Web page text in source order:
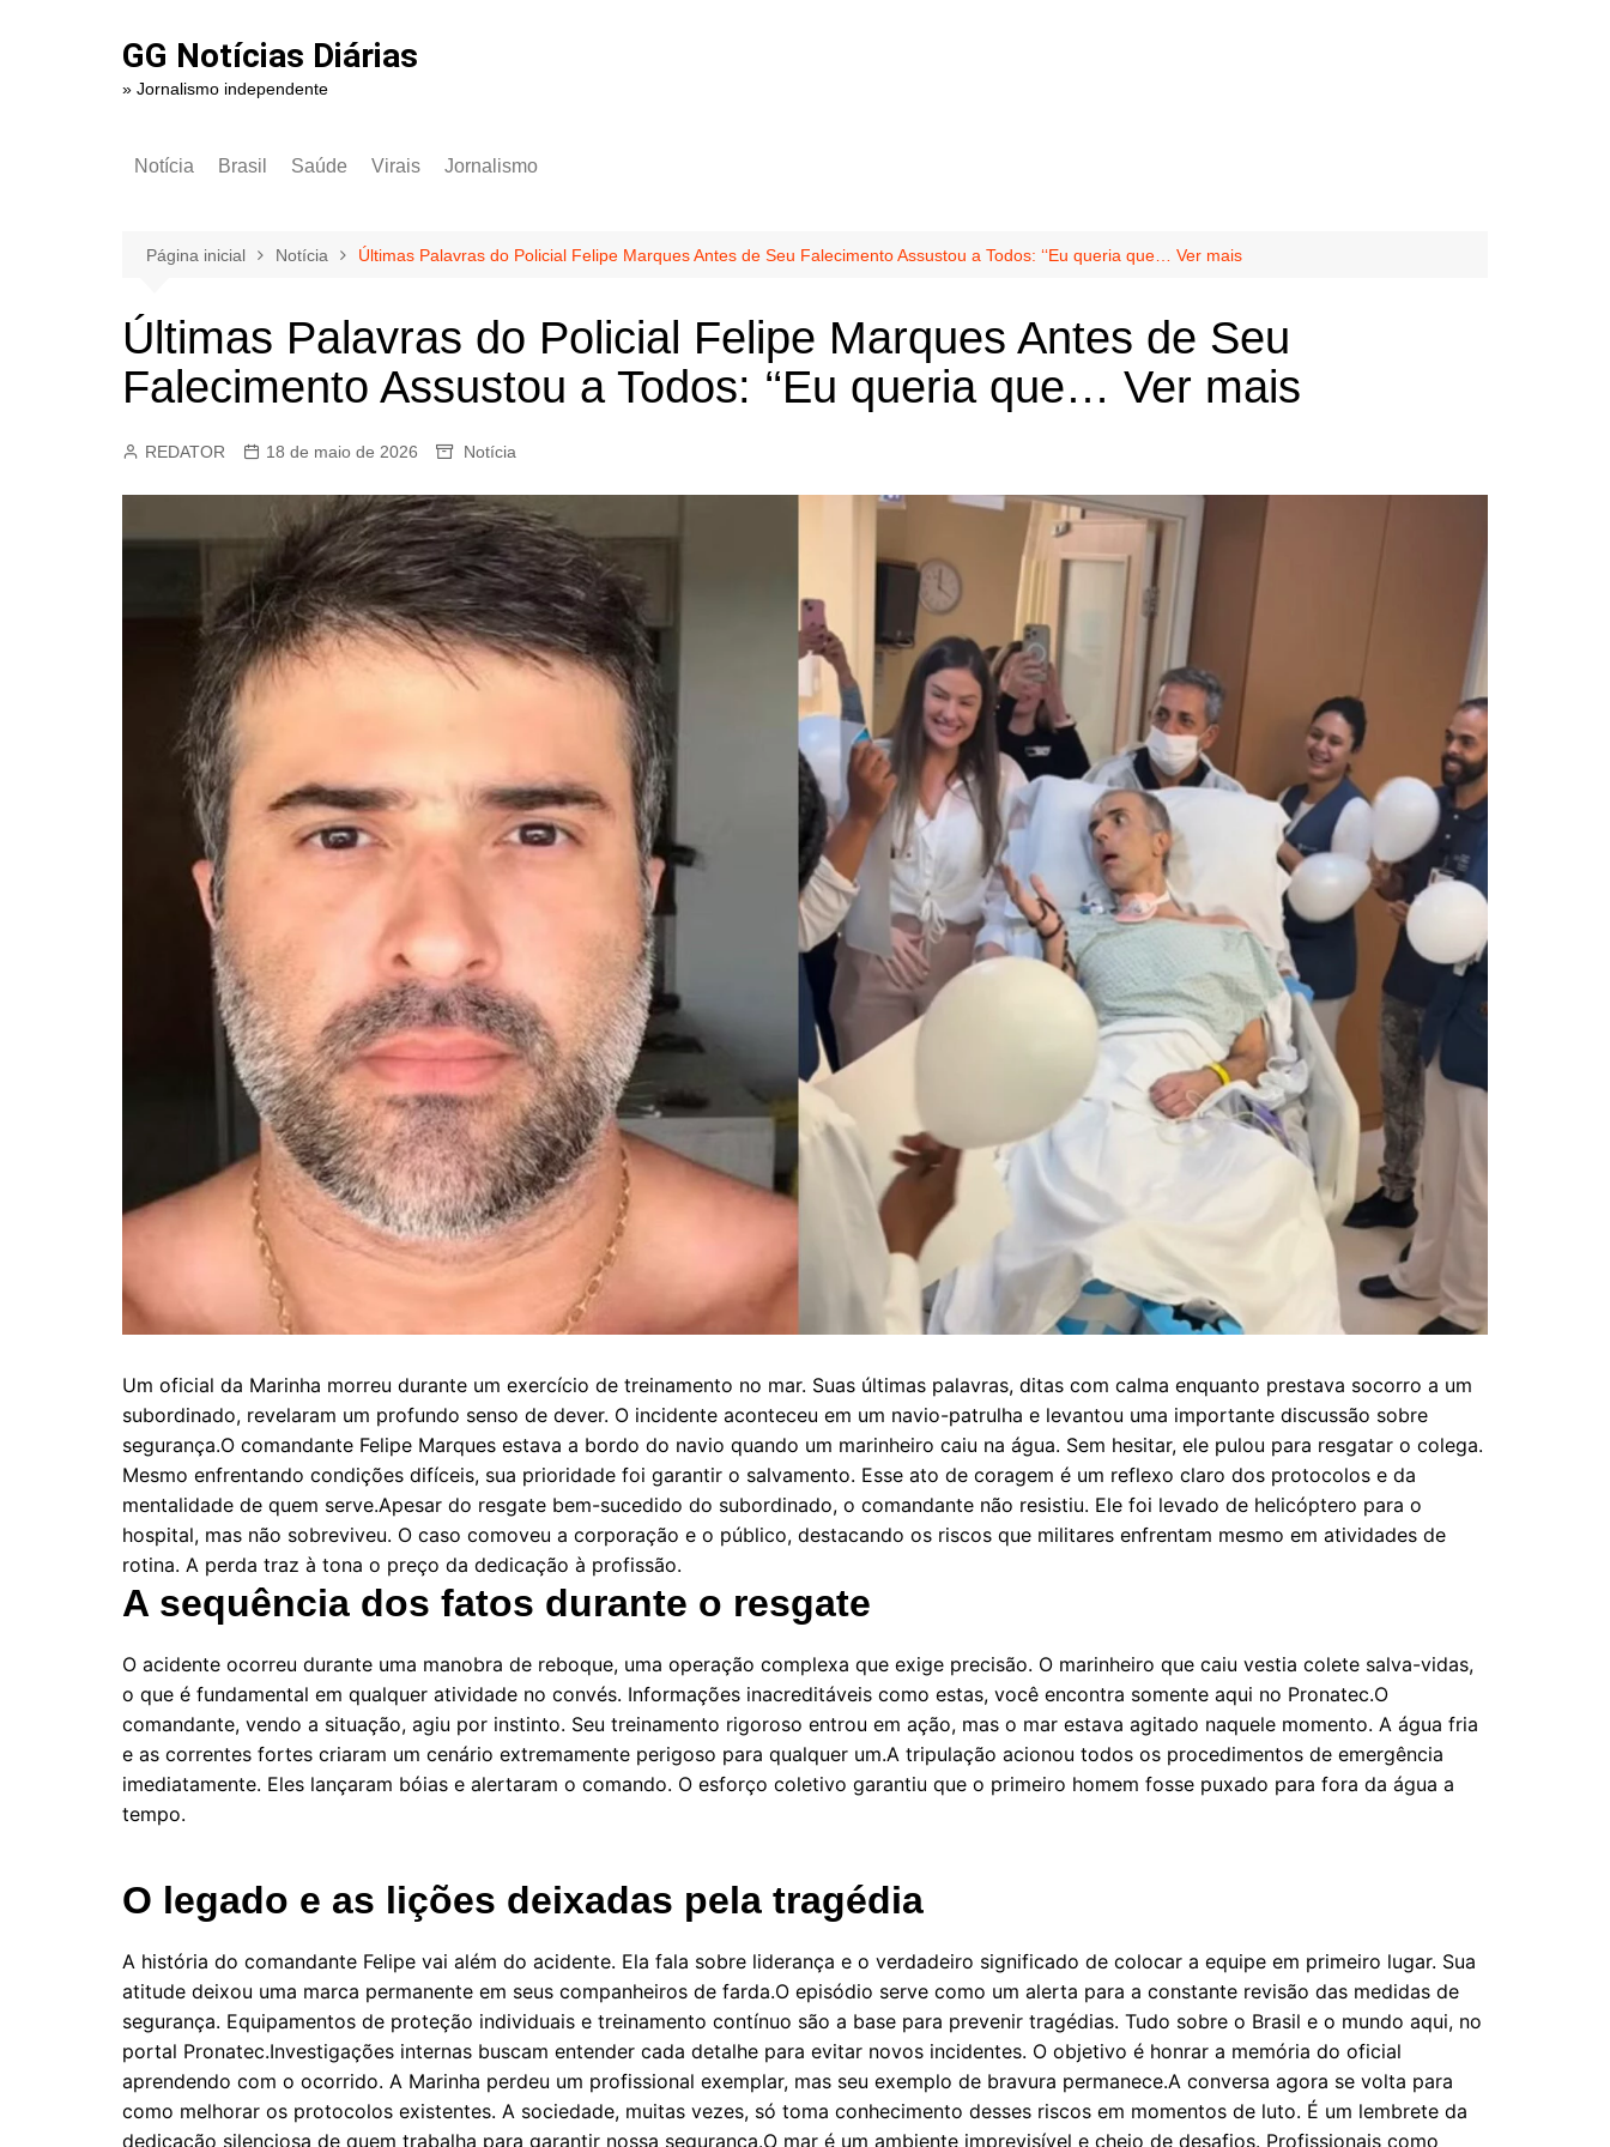
GG Notícias Diárias
» Jornalismo independente
Notícia Brasil Saúde Virais Jornalismo
Página inicial Notícia Últimas Palavras do Policial Felipe Marques Antes de Seu Falecimento Assustou a Todos: ‘‘Eu queria que… Ver mais
Últimas Palavras do Policial Felipe Marques Antes de Seu
Falecimento Assustou a Todos: ‘‘Eu queria que… Ver mais
REDATOR 18 de maio de 2026 Notícia
Um oficial da Marinha morreu durante um exercício de treinamento no mar. Suas últimas palavras, ditas com calma enquanto prestava socorro a um
subordinado, revelaram um profundo senso de dever. O incidente aconteceu em um navio-patrulha e levantou uma importante discussão sobre
segurança.O comandante Felipe Marques estava a bordo do navio quando um marinheiro caiu na água. Sem hesitar, ele pulou para resgatar o colega.
Mesmo enfrentando condições difíceis, sua prioridade foi garantir o salvamento. Esse ato de coragem é um reflexo claro dos protocolos e da
mentalidade de quem serve.Apesar do resgate bem-sucedido do subordinado, o comandante não resistiu. Ele foi levado de helicóptero para o
hospital, mas não sobreviveu. O caso comoveu a corporação e o público, destacando os riscos que militares enfrentam mesmo em atividades de
rotina. A perda traz à tona o preço da dedicação à profissão.
A sequência dos fatos durante o resgate
O acidente ocorreu durante uma manobra de reboque, uma operação complexa que exige precisão. O marinheiro que caiu vestia colete salva-vidas,
o que é fundamental em qualquer atividade no convés. Informações inacreditáveis como estas, você encontra somente aqui no Pronatec.O
comandante, vendo a situação, agiu por instinto. Seu treinamento rigoroso entrou em ação, mas o mar estava agitado naquele momento. A água fria
e as correntes fortes criaram um cenário extremamente perigoso para qualquer um.A tripulação acionou todos os procedimentos de emergência
imediatamente. Eles lançaram bóias e alertaram o comando. O esforço coletivo garantiu que o primeiro homem fosse puxado para fora da água a
tempo.
O legado e as lições deixadas pela tragédia
A história do comandante Felipe vai além do acidente. Ela fala sobre liderança e o verdadeiro significado de colocar a equipe em primeiro lugar. Sua
atitude deixou uma marca permanente em seus companheiros de farda.O episódio serve como um alerta para a constante revisão das medidas de
segurança. Equipamentos de proteção individuais e treinamento contínuo são a base para prevenir tragédias. Tudo sobre o Brasil e o mundo aqui, no
portal Pronatec.Investigações internas buscam entender cada detalhe para evitar novos incidentes. O objetivo é honrar a memória do oficial
aprendendo com o ocorrido. A Marinha perdeu um profissional exemplar, mas seu exemplo de bravura permanece.A conversa agora se volta para
como melhorar os protocolos existentes. A sociedade, muitas vezes, só toma conhecimento desses riscos em momentos de luto. É um lembrete da
dedicação silenciosa de quem trabalha para garantir nossa segurança.O mar é um ambiente imprevisível e cheio de desafios. Profissionais como